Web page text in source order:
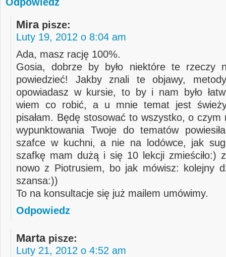
Odpowiedz
Mira pisze:
Luty 19, 2012 o 8:04 am
Ada, masz rację 100%.
Gosia, dobrze by było niektóre te rzeczy
powiedzieć! Jakby znali te objawy,
opowiadasz w kursie, to by i nam było
wiem co robić, a u mnie temat jest
pisałam. Będę stosować to wszystko, o czym
wypunktowania Twoje do tematów
szafce w kuchni, a nie na lodówce, jak
szafkę mam dużą i się 10 lekcji zmieściło:)
nowo z Piotrusiem, bo jak mówisz: kolejny
szansa:))
To na konsultacje się już mailem umówimy.
Odpowiedz
Marta pisze:
Luty 21, 2012 o 4:52 am